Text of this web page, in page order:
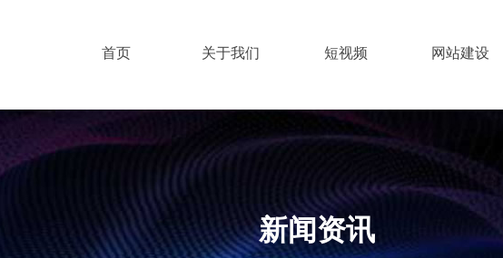
首页 关于我们 短视频 网站建设
新闻资讯